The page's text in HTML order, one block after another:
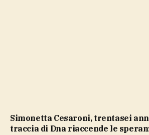
Simonetta Cesaroni, trentasei anni dopo una
traccia di Dna riaccende le